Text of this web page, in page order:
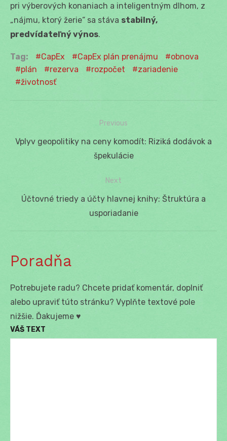
pri výberových konaniach a inteligentným dlhom, z
„nájmu, ktorý žerie“ sa stáva stabilný,
predvídateľný výnos.
Tag: CapEx CapEx plán prenájmu
obnova
plán
rezerva rozpočet
zariadenie
životnosť
Navigácia
Previous
Previous
Vplyv geopolitiky na ceny komodít: Riziká dodávok a
špekulácie
Next
Next
Účtovné triedy a účty hlavnej knihy: Štruktúra a
usporiadanie
Poradňa
Potrebujete radu? Chcete pridať komentár, doplniť
alebo upraviť túto stránku? Vyplňte textové pole
nižšie. Ďakujeme ♥
VÁŠ TEXT